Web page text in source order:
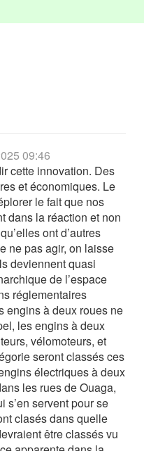
09:46
cette innovation. Des
et économiques. Le
le fait que nos
dans la réaction et non
ont d’autres
ne pas agir, on laisse
deviennent quasi
de l’espace
réglementaires
engins à deux roues ne
les engins à deux
vélomoteurs, et
seront classés ces
électriques à deux
les rues de Ouaga,
s’en servent pour se
clasés dans quelle
être classés vu